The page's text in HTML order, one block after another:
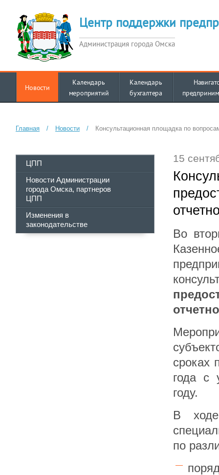
Центр поддержки
Администрация города Омска
Новости
Календарь
мероприятий
Календарь
бухгалтера
Главная / Новости / Консультационная площадка по
ЦПП
Новости Администрации
города Омска, партнеров
ЦПП
Изменения в
законодательстве
15
Во
сроках
года с
году.
В ходе
по